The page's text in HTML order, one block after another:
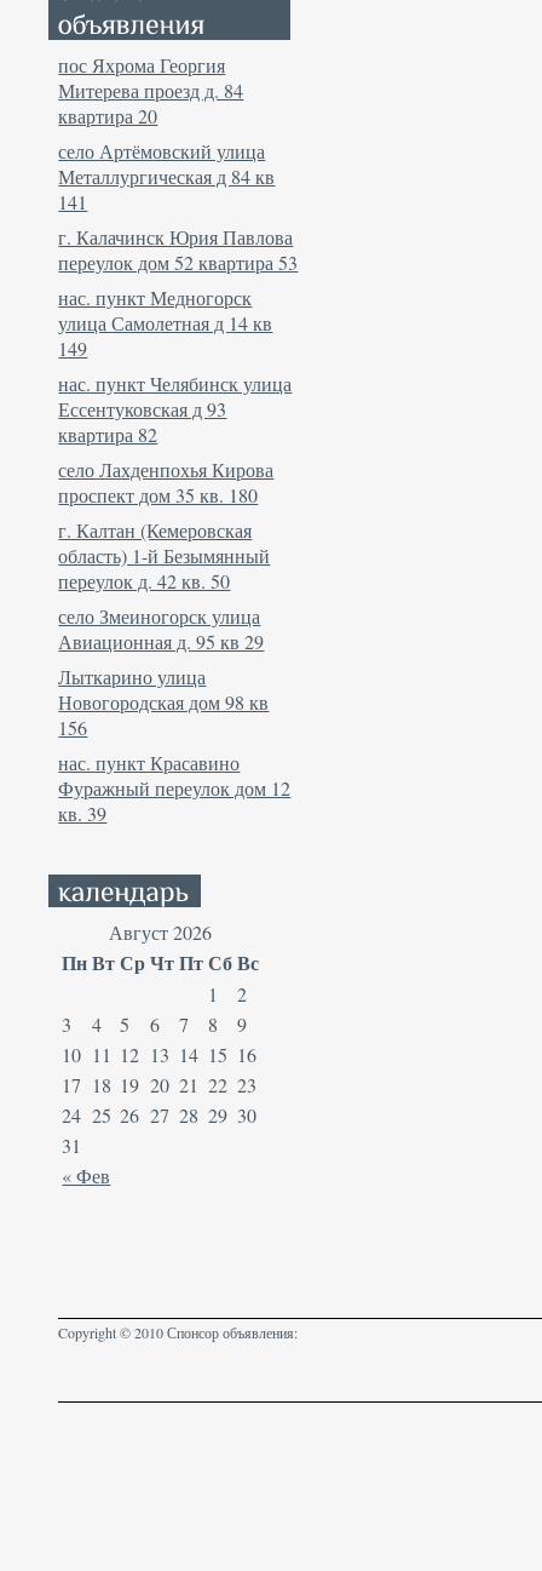
пос Яхрома Георгия
Митерева проезд д. 84
квартира 20
село Артёмовский улица
Металлургическая д 84 кв
141
г. Калачинск Юрия Павлова
переулок дом 52 квартира 53
нас. пункт Медногорск
улица Самолетная д 14 кв
149
нас. пункт Челябинск улица
Ессентуковская д 93
квартира 82
село Лахденпохья Кирова
проспект дом 35 кв. 180
г. Калтан (Кемеровская
область) 1-й Безымянный
переулок д. 42 кв. 50
село Змеиногорск улица
Авиационная д. 95 кв 29
Лыткарино улица
Новогородская дом 98 кв
156
нас. пункт Красавино
Фуражный переулок дом 12
кв. 39
Август 2026
ПнВтСрЧтПтСбВс
« Фев
1
2
3
4 5 6 7 8
9
10 11 12 13 14 15 16
17 18 19 20 21 22 23
24 25 26 27 28 29 30
31
Copyright © 2010 Спонсор объявления: